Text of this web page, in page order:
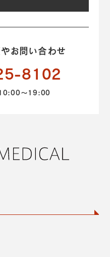
お問い合わせ
8102
～19:00